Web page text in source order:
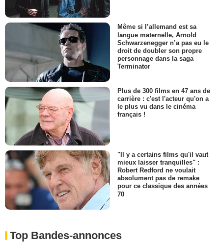
Même si l’allemand est sa
langue maternelle, Arnold
Schwarzenegger n’a pas eu le
droit de doubler son propre
personnage dans la saga
Terminator
Plus de 300 films en 47 ans de
carrière : c'est l'acteur qu'on a
le plus vu dans le cinéma
français !
"Il y a certains films qu'il vaut
mieux laisser tranquilles" :
Robert Redford ne voulait
absolument pas de remake
pour ce classique des années
70
Top Bandes-annonces